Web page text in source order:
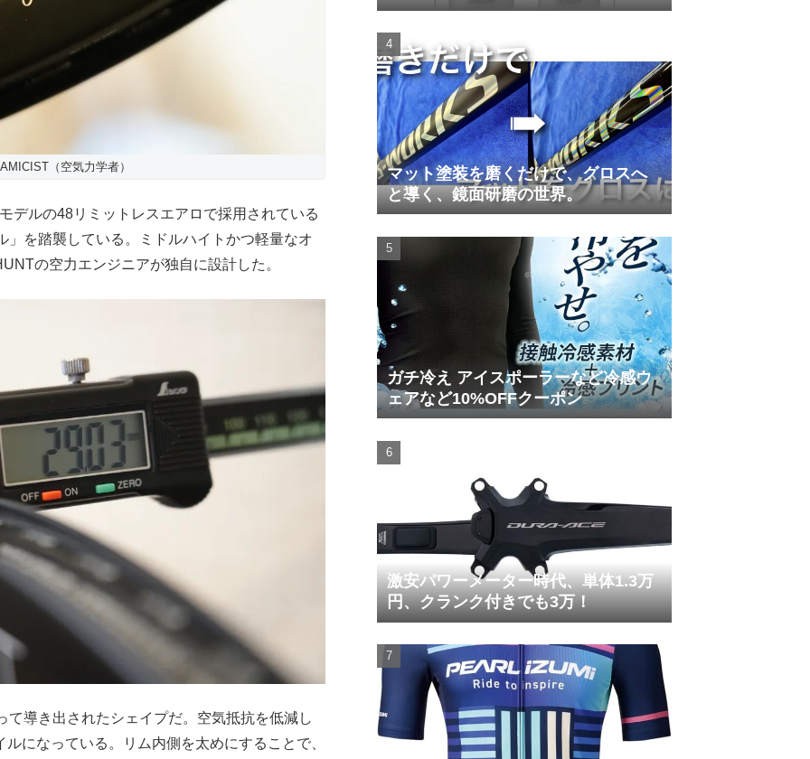
（空気力学者）
デルの48リミットレスエアロで採用されている
」を踏襲している。ミドルハイトかつ軽量なオ
の空力エンジニアが独自に設計した。
て導き出されたシェイプだ。空気抵抗を低減し
になっている。リム内側を太めにすることで、
マット塗装を磨くだけで、グロスへ
と導く、鏡面研磨の世界。
ガチ冷え アイスポーラーなど冷感ウ
ェアなど10%OFFクーポン
激安パワーメーター時代、単体1.3万
円、クランク付きでも3万！